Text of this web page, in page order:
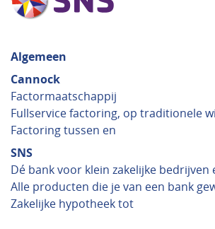
Algemeen
Cannock
Factormaatschappij
Fullservice factoring, op traditionele
Factoring tussen en
SNS
Dé bank voor klein zakelijke bedrijven
Alle producten die je van een bank
Zakelijke hypotheek tot